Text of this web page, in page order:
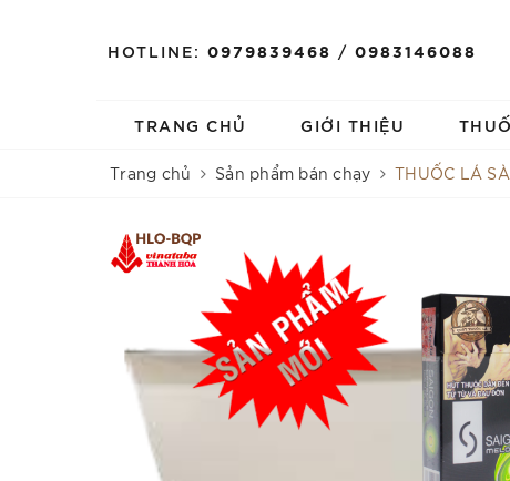
HOTLINE: 0979839468 / 0983146088
TRANG CHỦ GIỚI THIỆU
Trang chủ Sản phẩm bán chạy THUỐC LÁ